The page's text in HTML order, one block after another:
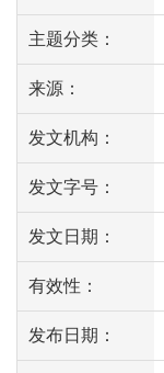
主题分类：
来源：
发文机构：
发文字号：
发文日期：
有效性：
发布日期：